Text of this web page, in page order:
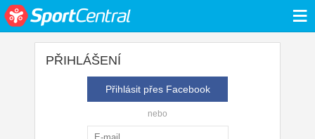
≡
PŘIHLÁŠENÍ
Přihlásit přes Facebook
nebo